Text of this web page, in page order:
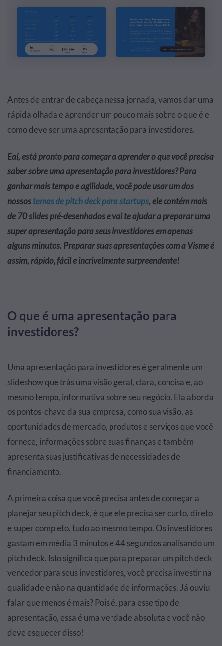
Antes de entrar de cabeça nessa jornada, vamos dar uma
rápida olhada e aprender um pouco mais sobre o que é e
como deve ser uma apresentação para investidores.
Eaí, está pronto para começar a aprender o que você precisa
saber sobre uma apresentação para investidores? Para
ganhar mais tempo e agilidade, você pode usar um dos
nossostemas de pitch deck para startups, ele contém mais
de 70 slides pré-desenhados e vai te ajudar a preparar uma
super apresentação para seus investidores em apenas
alguns minutos. Preparar suas apresentações com a Visme é
assim, rápido, fácil e incrivelmente surpreendente!
O que é uma apresentação para
investidores?
Uma apresentação para investidores é geralmente um
slideshow que trás uma visão geral, clara, concisa e, ao
mesmo tempo, informativa sobre seu negócio. Ela aborda
os pontos-chave da sua empresa, como sua visão, as
oportunidades de mercado, produtos e serviços que você
fornece, informações sobre suas finanças e também
apresenta suas justificativas de necessidades de
financiamento.
A primeira coisa que você precisa antes de começar a
planejar seu pitch deck, é que ele precisa ser curto, direto
e super completo, tudo ao mesmo tempo. Os investidores
gastam em média 3 minutos e 44 segundosanalisando um
pitch deck. Isto significa que para preparar um pitch deck
vencedor para seus investidores, você precisa investir na
qualidade e não na quantidade de informações. Já ouviu
falar que menos é mais? Pois é, para esse tipo de
apresentação, essa é uma verdade absoluta e você não
deve esquecer disso!